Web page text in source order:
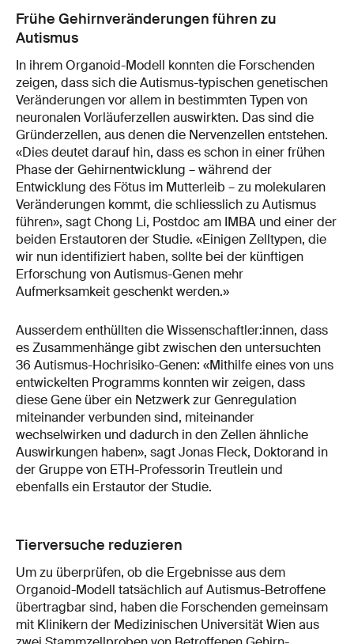
Frühe Gehirnveränderungen führen zu
Autismus
In ihrem Organoid-Modell konnten die Forschenden
zeigen, dass sich die Autismus-typischen genetischen
Veränderungen vor allem in bestimmten Typen von
neuronalen Vorläuferzellen auswirkten. Das sind die
Gründerzellen, aus denen die Nervenzellen entstehen.
«Dies deutet darauf hin, dass es schon in einer frühen
Phase der Gehirnentwicklung – während der
Entwicklung des Fötus im Mutterleib – zu molekularen
Veränderungen kommt, die schliesslich zu Autismus
führen», sagt Chong Li, Postdoc am IMBA und einer der
beiden Erstautoren der Studie. «Einigen Zelltypen, die
wir nun identifiziert haben, sollte bei der künftigen
Erforschung von Autismus-Genen mehr
Aufmerksamkeit geschenkt werden.»
Ausserdem enthüllten die Wissenschaftler:innen, dass
es Zusammenhänge gibt zwischen den untersuchten
36 Autismus-Hochrisiko-Genen: «Mithilfe eines von uns
entwickelten Programms konnten wir zeigen, dass
diese Gene über ein Netzwerk zur Genregulation
miteinander verbunden sind, miteinander
wechselwirken und dadurch in den Zellen ähnliche
Auswirkungen haben», sagt Jonas Fleck, Doktorand in
der Gruppe von ETH-Professorin Treutlein und
ebenfalls ein Erstautor der Studie.
Tierversuche reduzieren
Um zu überprüfen, ob die Ergebnisse aus dem
Organoid-Modell tatsächlich auf Autismus-Betroffene
übertragbar sind, haben die Forschenden gemeinsam
mit Klinikern der Medizinischen Universität Wien aus